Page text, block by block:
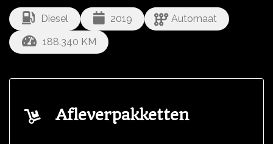
Diesel 2019
Automaat
188.340 KM
Afleverpakketten